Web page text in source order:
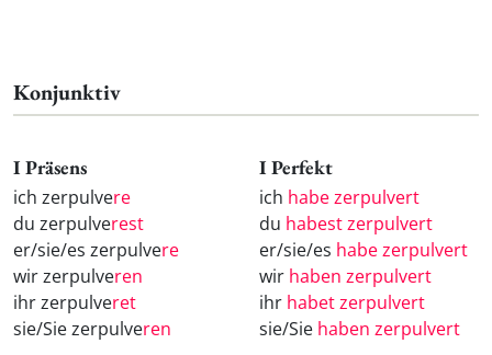
Konjunktiv
I Präsens
ich zerpulvere
du zerpulverest
er/sie/es zerpulvere
wir zerpulveren
ihr zerpulveret
sie/Sie zerpulveren
I Perfekt
ich habe zerpulvert
du habest zerpulvert
er/sie/es habe zerpulvert
wir haben zerpulvert
ihr habet zerpulvert
sie/Sie haben zerpulvert